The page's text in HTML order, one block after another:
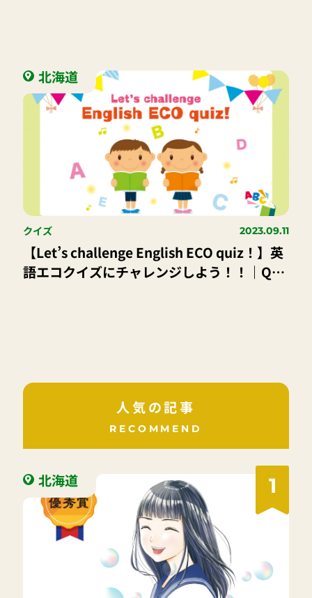
北海道
クイズ 2023.09.11
【Let’s challenge English ECO quiz！】英
語エコクイズにチャレンジしよう！！｜Q．
人気の記事
RECOMMEND
1
北海道